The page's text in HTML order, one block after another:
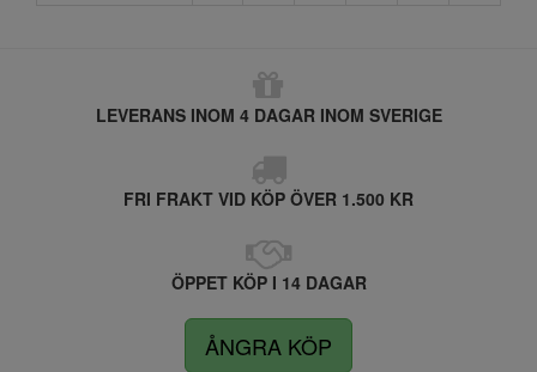
LEVERANS INOM 4 DAGAR INOM SVERIGE
FRI FRAKT VID KÖP ÖVER 1.500 KR
ÖPPET KÖP I 14 DAGAR
ÅNGRA KÖP